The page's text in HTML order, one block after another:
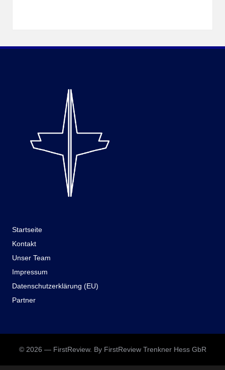
Startseite
Kontakt
Unser Team
Impressum
Datenschutzerklärung (EU)
Partner
© 2026 — FirstReview. By FirstReview Trenkner Hess GbR